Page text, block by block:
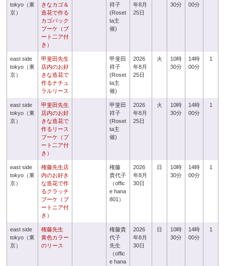
tokyo（東
京）
きなカゴ＆
造花で作る
カゴバック
ブーケ（ブ
ート二ア付
き）
祥子
(Roset
ta主
催)
年8月
25日
30分
00分
east side
tokyo（東
京）
甲斐田先生
店内のお好
きな造花で
作るナチュ
ラルリース
甲斐田
祥子
(Roset
ta主
催)
2026
年8月
25日
火
10時
30分
14時
00分
1
east side
tokyo（東
京）
甲斐田先生
店内のお好
きな造花で
作るリース
ブーケ（ブ
ート二ア付
き）
甲斐田
祥子
(Roset
ta主
催)
2026
年8月
25日
火
10時
30分
14時
00分
1
east side
tokyo（東
京）
権藤先生店
内のお好き
な造花で作
るクラッチ
ブーケ（ブ
ートニア付
き）
権藤
貴代子
（offic
e hana
801）
2026
年8月
30日
日
10時
30分
14時
00分
1
east side
tokyo（東
京）
権藤先生
黄色カラー
のリース
権藤貴
代子
先生
（offic
e hana
2026
年8月
30日
日
10時
30分
14時
00分
1